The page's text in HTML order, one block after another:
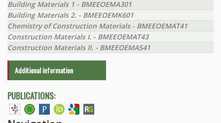
Building Materials 1 - BMEEOEMA301
Building Materials 2. - BMEEOEMK601
Chemistry of Construction Materials - BMEEOEMAT41
Construction Materials I. - BMEEOEMAT43
Construction Materials II. - BMEEOEMAS41
Additional information
PUBLICATIONS: